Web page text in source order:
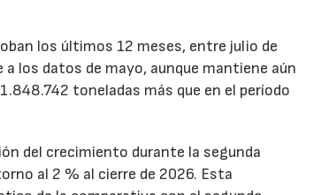
los últimos 12 meses, entre julio de
los datos de mayo, aunque mantiene aún
toneladas más que en el período
del crecimiento durante la segunda
al 2 % al cierre de 2026. Esta